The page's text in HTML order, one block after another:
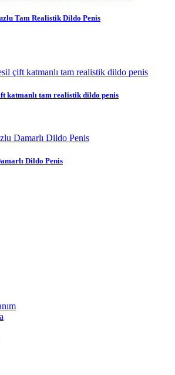
Tam Realistik Dildo Penis
katmanlı tam realistik dildo penis
Dildo Penis